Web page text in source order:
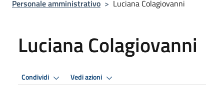
Personale amministrativo > Luciana Colagiovanni
Luciana Colagiovanni
Condividi Vedi azioni